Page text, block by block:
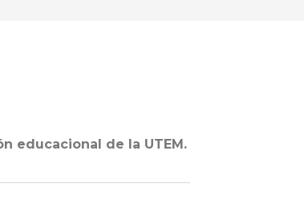
educacional de la UTEM.